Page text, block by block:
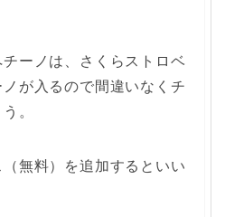
ーノは、さくらストロベ
が入るので間違いなくチ
。
無料）を追加するといい